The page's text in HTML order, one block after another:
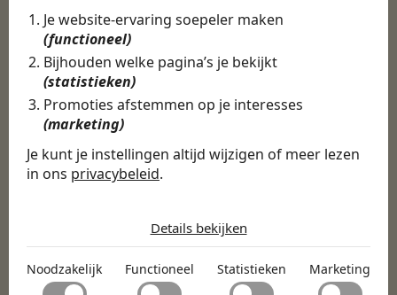
Je website-ervaring soepeler maken
(functioneel)
Bijhouden welke pagina’s je bekijkt
(statistieken)
Promoties afstemmen op je interesses
(marketing)
Je kunt je instellingen altijd wijzigen of meer lezen
in ons privacybeleid.
Noodzakelijk
Noodzakelijke cookies helpen een website bruikbaar te
Details bekijken
Noodzakelijk Functioneel Statistieken Marketing